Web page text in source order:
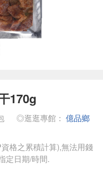
170g
◎逛逛專館： 億品鄉
格之累積計算),無法用錢
定日期/時間.